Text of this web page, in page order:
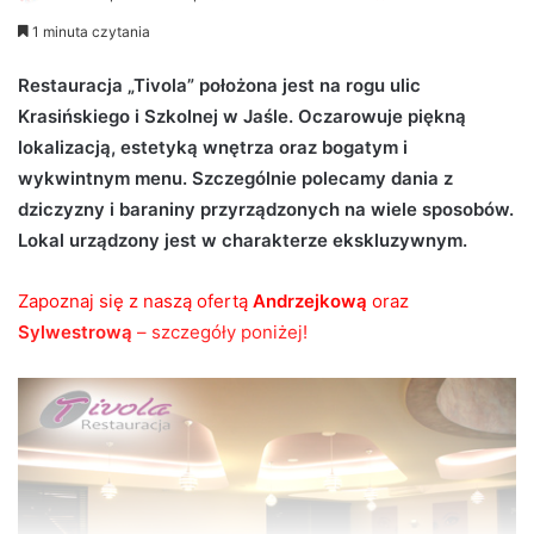
e
d
a
n
i
1 minuta czytania
Restauracja „Tivola” położona jest na rogu ulic
Krasińskiego i Szkolnej w Jaśle. Oczarowuje piękną
lokalizacją, estetyką wnętrza oraz bogatym i
wykwintnym menu. Szczególnie polecamy dania z
dziczyzny i baraniny przyrządzonych na wiele sposobów.
Lokal urządzony jest w charakterze ekskluzywnym.
Zapoznaj się z naszą ofertą Andrzejkową oraz
Sylwestrową – szczegóły poniżej!